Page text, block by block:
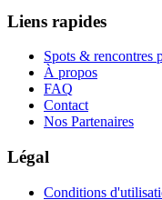
Liens rapides
Spots & rencontres
À propos
FAQ
Contact
Nos Partenaires
Légal
Conditions